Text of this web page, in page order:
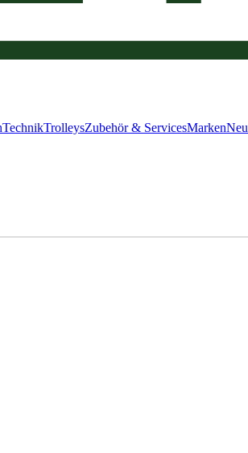
TechnikTrolleysZubehör & ServicesMarkenNeu